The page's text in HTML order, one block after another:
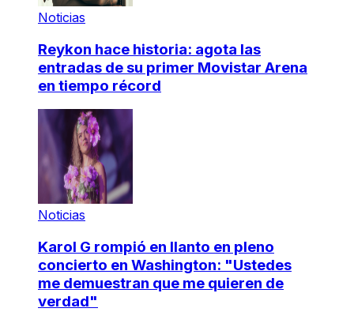
Noticias
Reykon hace historia: agota las
entradas de su primer Movistar Arena
en tiempo récord
Noticias
Karol G rompió en llanto en pleno
concierto en Washington: "Ustedes
me demuestran que me quieren de
verdad"